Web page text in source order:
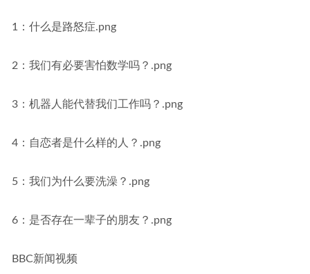
1：什么是路怒症.png
2：我们有必要害怕数学吗？.png
3：机器人能代替我们工作吗？.png
4：自恋者是什么样的人？.png
5：我们为什么要洗澡？.png
6：是否存在一辈子的朋友？.png
BBC新闻视频